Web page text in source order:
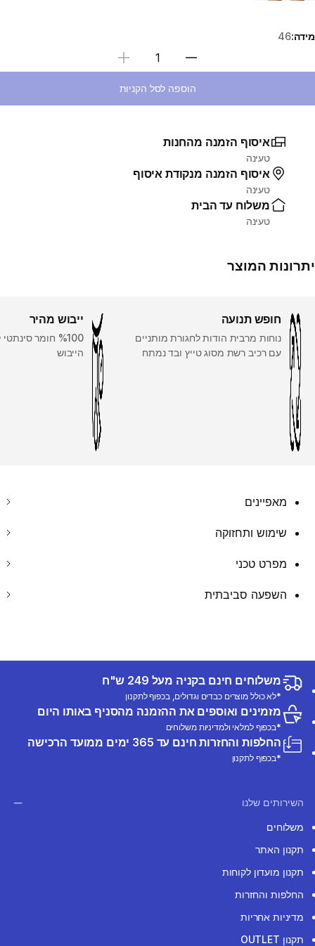
מידה:46
בחירת כמות
הוספה לסל הקניות
איסוף הזמנה מהחנות
טעינה
איסוף הזמנה מנקודת איסוף
טעינה
משלוח עד הבית
טעינה
יתרונות המוצר
חופש תנועה
נוחות מרבית הודות לחגורת מותניים
עם רכיב רשת מסוג טייץ ובד נמתח
ייבוש מהיר
%100 חומר
הייבוש
מאפיינים
שימוש ותחזוקה
מפרט טכני
השפעה סביבתית
משלוחים חינם בקניה מעל 249 ש"ח
*לא כולל מוצרים כבדים וגדולים, בכפוף לתקנון
מזמינים ואוספים את ההזמנה מהסניף באותו היום
*בכפוף למלאי ולמדיניות משלוחים
החלפות והחזרות חינם עד 365 ימים ממועד הרכישה
*בכפוף לתקנון
השירותים שלנו
משלוחים
תקנון האתר
תקנון מועדון לקוחות
החלפות והחזרות
מדיניות אחריות
תקנון OUTLET